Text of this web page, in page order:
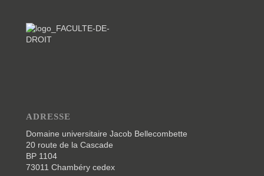
ADRESSE
Domaine universitaire Jacob Bellecombette
20 route de la Cascade
BP 1104
73011 Chambéry cedex